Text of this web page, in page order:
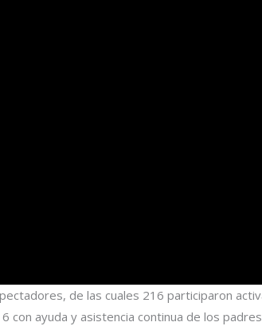
de las cuales 216 participaron
con ayuda y asistencia continua de los